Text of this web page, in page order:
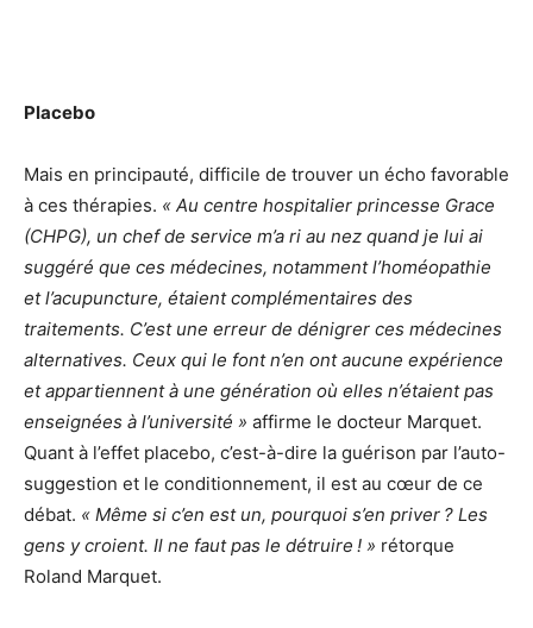
Placebo
Mais en principauté, difficile de trouver un écho favorable
à ces thérapies. « Au centre hospitalier princesse Grace
(CHPG), un chef de service m’a ri au nez quand je lui ai
suggéré que ces médecines, notamment l’homéopathie
et l’acupuncture, étaient complémentaires des
traitements. C’est une erreur de dénigrer ces médecines
alternatives. Ceux qui le font n’en ont aucune expérience
et appartiennent à une génération où elles n’étaient pas
enseignées à l’université » affirme le docteur Marquet.
Quant à l’effet placebo, c’est-à-dire la guérison par l’auto-
suggestion et le conditionnement, il est au cœur de ce
débat. « Même si c’en est un, pourquoi s’en priver ? Les
gens y croient. Il ne faut pas le détruire ! » rétorque
Roland Marquet.